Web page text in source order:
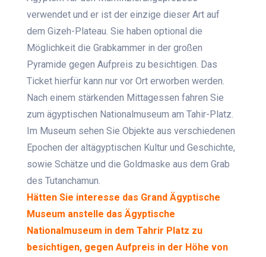
verwendet und er ist der einzige dieser Art auf
dem Gizeh-Plateau. Sie haben optional die
Möglichkeit die Grabkammer in der großen
Pyramide gegen Aufpreis zu besichtigen. Das
Ticket hierfür kann nur vor Ort erworben werden.
Nach einem stärkenden Mittagessen fahren Sie
zum ägyptischen Nationalmuseum am Tahir-Platz.
Im Museum sehen Sie Objekte aus verschiedenen
Epochen der altägyptischen Kultur und Geschichte,
sowie Schätze und die Goldmaske aus dem Grab
des Tutanchamun.
Hätten Sie interesse das Grand Ägyptische
Museum anstelle das Ägyptische
Nationalmuseum in dem Tahrir Platz zu
besichtigen, gegen Aufpreis in der Höhe von